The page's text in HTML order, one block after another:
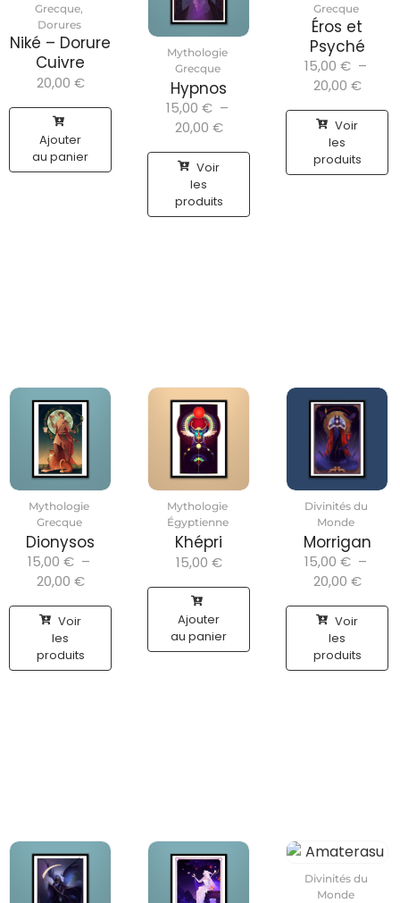
Grecque,
Dorures
Niké – Dorure
Cuivre
20,00 €
Ajouter
au panier
Mythologie
Grecque
Hypnos
15,00 € –
20,00 €
Voir
les
produits
Grecque
Éros et
Psyché
15,00 € –
20,00 €
Voir
les
produits
Mythologie
Grecque
Dionysos
15,00 € –
20,00 €
Voir
les
produits
Mythologie
Égyptienne
Khépri
15,00 €
Ajouter
au panier
Divinités du
Monde
Morrigan
15,00 € –
20,00 €
Voir
les
produits
Divinités du
Monde